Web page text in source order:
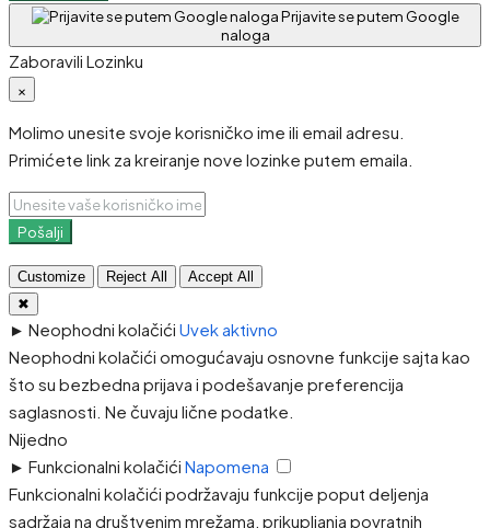
Prijavite se putem Google
naloga
Zaboravili Lozinku
×
Molimo unesite svoje korisničko ime ili email adresu.
Primićete link za kreiranje nove lozinke putem emaila.
Pošalji
Customize Reject All
Accept All
✖
► Neophodni kolačići Uvek aktivno
Neophodni kolačići omogućavaju osnovne funkcije sajta kao
što su bezbedna prijava i podešavanje preferencija
saglasnosti. Ne čuvaju lične podatke.
Nijedno
► Funkcionalni kolačići Napomena
Funkcionalni kolačići podržavaju funkcije poput deljenja
sadržaja na društvenim mrežama, prikupljanja povratnih